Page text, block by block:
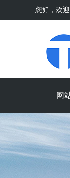
您好，欢迎
网